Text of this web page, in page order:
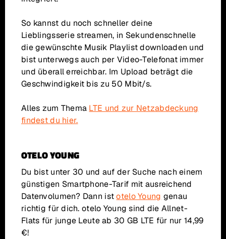
So kannst du noch schneller deine
Lieblingsserie streamen, in Sekundenschnelle
die gewünschte Musik Playlist downloaden und
bist unterwegs auch per Video-Telefonat immer
und überall erreichbar. Im Upload beträgt die
Geschwindigkeit bis zu 50 Mbit/s.
Alles zum Thema LTE und zur Netzabdeckung
findest du hier.
OTELO YOUNG
Du bist unter 30 und auf der Suche nach einem
günstigen Smartphone-Tarif mit ausreichend
Datenvolumen? Dann istotelo Young genau
richtig für dich. otelo Young sind die Allnet-
Flats für junge Leute ab 30 GB LTE für nur 14,99
€!